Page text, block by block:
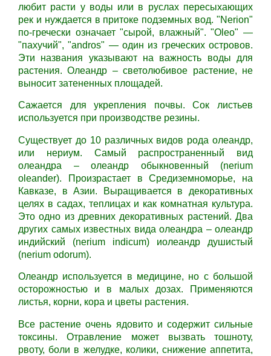
любит расти у воды или в руслах пересыхающих
рек и нуждается в притоке подземных вод. "Nerion"
по-гречески означает "сырой, влажный". "Oleo" —
"пахучий", "andros" — один из греческих островов.
Эти названия указывают на важность воды для
растения. Олеандр – светолюбивое растение, не
выносит затененных площадей.
Сажается для укрепления почвы. Сок листьев
используется при производстве резины.
Существует до 10 различных видов рода олеандр,
или нериум. Самый распространенный вид
олеандра – олеандр обыкновенный (nerium
oleander). Произрастает в Средиземноморье, на
Кавказе, в Азии. Выращивается в декоративных
целях в садах, теплицах и как комнатная культура.
Это одно из древних декоративных растений. Два
других самых известных вида олеандра – олеандр
индийский (nerium indicum) иолеандр душистый
(nerium odorum).
Олеандр используется в медицине, но с большой
осторожностью и в малых дозах. Применяются
листья, корни, кора и цветы растения.
Все растение очень ядовито и содержит сильные
токсины. Отравление может вызвать тошноту,
рвоту, боли в желудке, колики, снижение аппетита,